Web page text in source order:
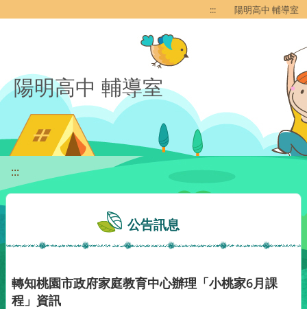
::: 陽明高中 輔導室
陽明高中 輔導室
:::
公告訊息
轉知桃園市政府家庭教育中心辦理「小桃家6月課
程」資訊